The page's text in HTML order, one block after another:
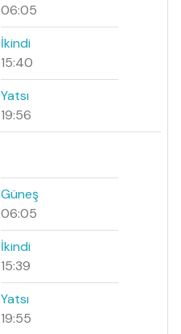
06:05
İkindi
15:40
Yatsı
19:56
Güneş
06:05
İkindi
15:39
Yatsı
19:55